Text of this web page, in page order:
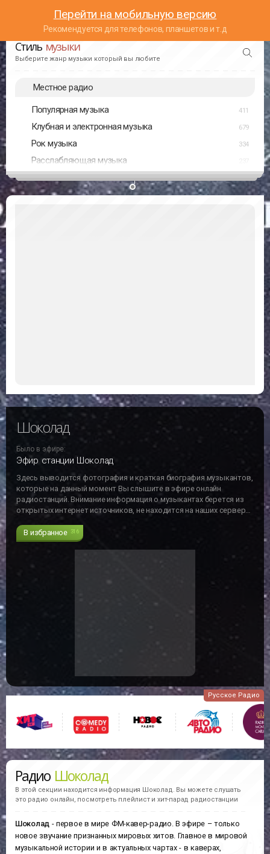
Перейти на мобильную версию
Рекомендуется для телефонов, планшетов и т.д
Стиль музыки
Выберите жанр музыки который вы любите
Местное радио
Популярная музыка 411
Клубная и электронная музыка 679
Рок музыка 334
Расслабляющая музыка
Шоколад
Было в эфире:
Эфир станции Шоколад
Здесь выводится фотография и краткая биография музыкантов,
которые на данный момент Вы слышите в эфире онлайн
радиостанций. Внимание информация о музыкантах берется из
открытых интернет источников, не находится на наших серверах
и может не отвечать действительности!!!
В избранное 316
Русское Радио
Радио Шоколад
В этой секции находится информация Шоколад. Вы можете слушать
это радио онлайн, посмотреть плейлист и хит-парад радиостанции
Шоколад- первое в мире ФМ-кавер-радио. В эфире – только
новое звучание признанных мировых хитов. Главное в мировой
музыкальной истории и в актуальных чартах - в каверах,